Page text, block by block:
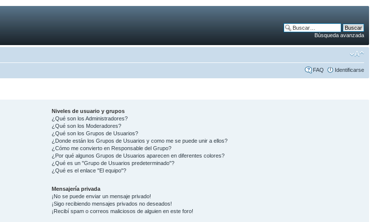
Búsqueda avanzada
FAQ Identificarse
Niveles de usuario y grupos
¿Qué son los Administradores?
¿Qué son los Moderadores?
¿Qué son los Grupos de Usuarios?
¿Donde están los Grupos de Usuarios y como me se puede unir a ellos?
¿Cómo me convierto en Responsable del Grupo?
¿Por qué algunos Grupos de Usuarios aparecen en diferentes colores?
¿Qué es un "Grupo de Usuarios predeterminado"?
¿Qué es el enlace "El equipo"?
Mensajería privada
¡No se puede enviar un mensaje privado!
¡Sigo recibiendo mensajes privados no deseados!
¡Recibí spam o correos maliciosos de alguien en este foro!